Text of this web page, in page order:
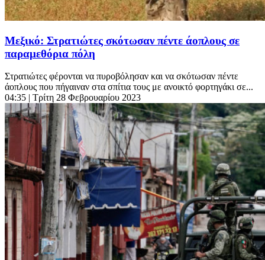
Μεξικό: Στρατιώτες σκότωσαν πέντε άοπλους σε
παραμεθόρια πόλη
Στρατιώτες φέρονται να πυροβόλησαν και να σκότωσαν πέντε
άοπλους που πήγαιναν στα σπίτια τους με ανοικτό φορτηγάκι σε...
04:35 | Τρίτη 28 Φεβρουαρίου 2023